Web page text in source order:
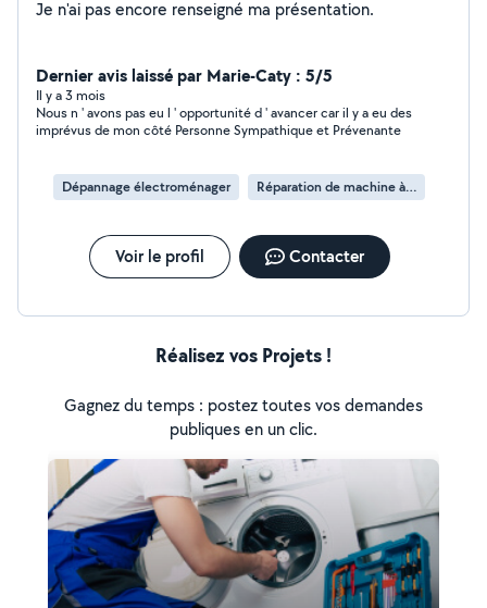
Je n'ai pas encore renseigné ma présentation.
Dernier avis laissé par Marie-Caty : 5/5
Il y a 3 mois
Nous n ' avons pas eu l ' opportunité d ' avancer car il y a eu des
imprévus de mon côté Personne Sympathique et Prévenante
Dépannage électroménager Réparation de machine à laver
Voir le profil Contacter
Réalisez vos Projets !
Gagnez du temps : postez toutes vos demandes
publiques en un clic.